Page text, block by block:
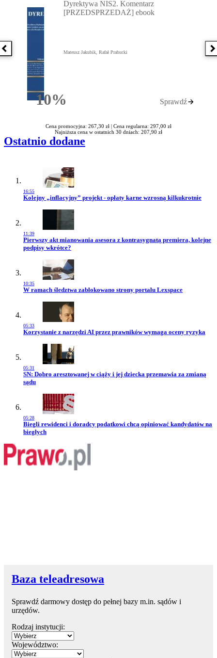
Poprzednia książka
10%Rabatu
Dyrektywa NIS2. Komentarz
[PRZEDSPRZEDAŻ] ebook
Mateusz Jakubik, Rafał Prabucki
Sprawdź
Cena promocyjna: 267,30 zł | Cena regularna: 297,00 zł
Najniższa cena w ostatnich 30 dniach: 207,90 zł
Ostatnio dodane
16:55
Przejdź do artykułu:
Kolejny „inflacyjny” projekt - opłaty karne wzrosną kilkukrotnie
11:39
Przejdź do artykułu:
Pierwszy akt mianowania asesora z kontrasygnatą premiera, kolejne
podpisy wkrótce?
10:35
Przejdź do artykułu:
W ramach śledztwa zablokowano strony portalu Lexspace
05:33
Przejdź do artykułu:
Korzystanie z narzędzi AI przez prawników wymaga oceny ryzyka
05:31
Przejdź do artykułu:
SN: Dobro aresztowanej w ciąży i jej dziecka przemawia za zmianą
sądu
05:28
Przejdź do artykułu:
Biegli rewidenci i doradcy podatkowi chcą opiniować kandydatów na
biegłych
Baza teleadresowa
Sprawdź darmowy dostęp do pełnej bazy m.in. sądów i
urzędów.
Rodzaj instytucji:
Województwo: